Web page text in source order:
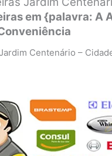
em {palavra: A
Centenário –